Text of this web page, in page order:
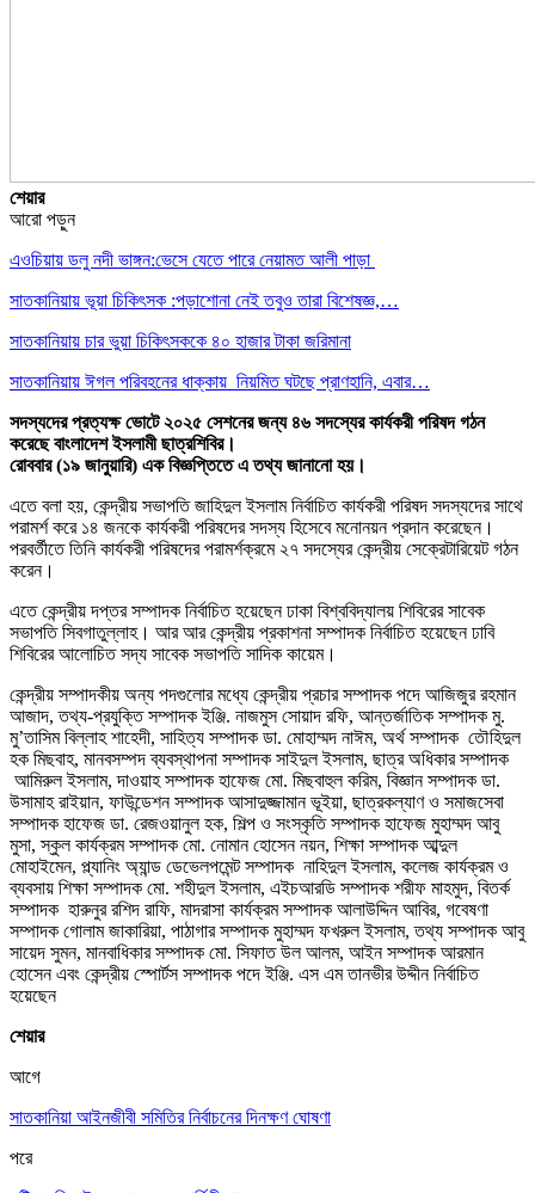
শেয়ার
আরো পড়ুন
এওচিয়ায় ডলু নদী ভাঙ্গন:ভেসে যেতে পারে নেয়ামত আলী পাড়া
সাতকানিয়ায় ভূয়া চিকিৎসক :পড়াশোনা নেই তবুও তারা বিশেষজ্ঞ,…
সাতকানিয়ায় চার ভুয়া চিকিৎসককে ৪০ হাজার টাকা জরিমানা
সাতকানিয়ায় ঈগল পরিবহনের ধাক্কায় নিয়মিত ঘটছে প্রাণহানি, এবার…
সদস্যদের প্রত্যক্ষ ভোটে ২০২৫ সেশনের জন্য ৪৬ সদস্যের কার্যকরী পরিষদ গঠন
করেছে বাংলাদেশ ইসলামী ছাত্রশিবির।
রোববার (১৯ জানুয়ারি) এক বিজ্ঞপ্তিতে এ তথ্য জানানো হয়।
এতে বলা হয়, কেন্দ্রীয় সভাপতি জাহিদুল ইসলাম নির্বাচিত কার্যকরী পরিষদ সদস্যদের সাথে
পরামর্শ করে ১৪ জনকে কার্যকরী পরিষদের সদস্য হিসেবে মনোনয়ন প্রদান করেছেন।
পরবর্তীতে তিনি কার্যকরী পরিষদের পরামর্শক্রমে ২৭ সদস্যের কেন্দ্রীয় সেক্রেটারিয়েট গঠন
করেন।
এতে কেন্দ্রীয় দপ্তর সম্পাদক নির্বাচিত হয়েছেন ঢাকা বিশ্ববিদ্যালয় শিবিরের সাবেক
সভাপতি সিবগাতুল্লাহ। আর আর কেন্দ্রীয় প্রকাশনা সম্পাদক নির্বাচিত হয়েছেন ঢাবি
শিবিরের আলোচিত সদ্য সাবেক সভাপতি সাদিক কায়েম।
কেন্দ্রীয় সম্পাদকীয় অন্য পদগুলোর মধ্যে কেন্দ্রীয় প্রচার সম্পাদক পদে আজিজুর রহমান
আজাদ, তথ্য-প্রযুক্তি সম্পাদক ইঞ্জি. নাজমুস সোয়াদ রফি, আন্তর্জাতিক সম্পাদক মু.
মু’তাসিম বিল্লাহ শাহেদী, সাহিত্য সম্পাদক ডা. মোহাম্মদ নাঈম, অর্থ সম্পাদক তৌহিদুল
হক মিছবাহ, মানবসম্পদ ব্যবস্থাপনা সম্পাদক সাইদুল ইসলাম, ছাত্র অধিকার সম্পাদক
আমিরুল ইসলাম, দাওয়াহ সম্পাদক হাফেজ মো. মিছবাহুল করিম, বিজ্ঞান সম্পাদক ডা.
উসামাহ রাইয়ান, ফাউন্ডেশন সম্পাদক আসাদুজ্জামান ভূইয়া, ছাত্রকল্যাণ ও সমাজসেবা
সম্পাদক হাফেজ ডা. রেজওয়ানুল হক, শিল্প ও সংস্কৃতি সম্পাদক হাফেজ মুহাম্মদ আবু
মুসা, স্কুল কার্যক্রম সম্পাদক মো. নোমান হোসেন নয়ন, শিক্ষা সম্পাদক আব্দুল
মোহাইমেন, প্ল্যানিং অ্যান্ড ডেভেলপমেন্ট সম্পাদক নাহিদুল ইসলাম, কলেজ কার্যক্রম ও
ব্যবসায় শিক্ষা সম্পাদক মো. শহীদুল ইসলাম, এইচআরডি সম্পাদক শরীফ মাহমুদ, বিতর্ক
সম্পাদক হারুনুর রশিদ রাফি, মাদরাসা কার্যক্রম সম্পাদক আলাউদ্দিন আবির, গবেষণা
সম্পাদক গোলাম জাকারিয়া, পাঠাগার সম্পাদক মুহাম্মদ ফখরুল ইসলাম, তথ্য সম্পাদক আবু
সায়েদ সুমন, মানবাধিকার সম্পাদক মো. সিফাত উল আলম, আইন সম্পাদক আরমান
হোসেন এবং কেন্দ্রীয় স্পোর্টস সম্পাদক পদে ইঞ্জি. এস এম তানভীর উদ্দীন নির্বাচিত
হয়েছেন
শেয়ার
আগে
সাতকানিয়া আইনজীবী সমিতির নির্বাচনের দিনক্ষণ ঘোষণা
পরে